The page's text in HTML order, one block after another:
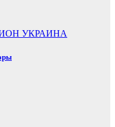
УКРАИНА